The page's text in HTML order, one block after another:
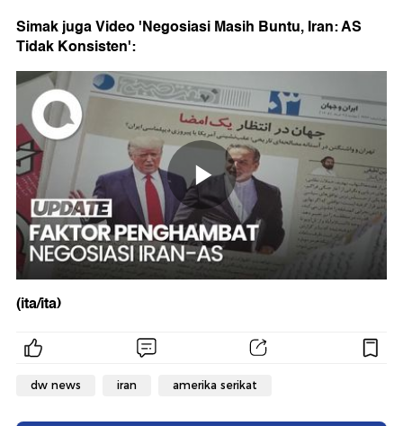
Simak juga Video 'Negosiasi Masih Buntu, Iran: AS
Tidak Konsisten':
(ita/ita)
dw news iran amerika serikat